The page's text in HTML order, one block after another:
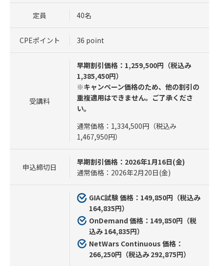
定員 40名
CPEポイント 36 point
受講料
早期割引価格：1,259,500円（税込み
1,385,450円）
※キャンペーン価格のため、他の割引の
重複適用はできません。ご了承くださ
い。
通常価格：1,334,500円（税込み
1,467,950円）
申込締切日
早期割引価格：2026年1月16日(金)
通常価格：2026年2月20日(金)
GIAC試験 価格：149,850円（税込み
164,835円）
OnDemand 価格：149,850円（税
込み 164,835円）
NetWars Continuous 価格：
266,250円（税込み 292,875円）